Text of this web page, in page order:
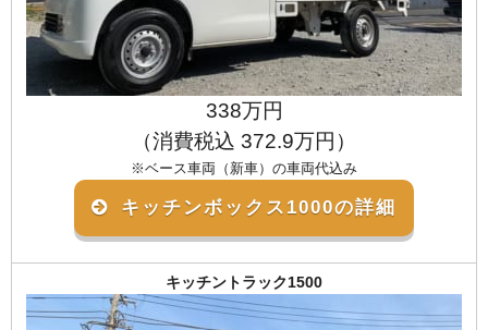
338万円
（消費税込 372.9万円）
※ベース車両（新車）の車両代込み
キッチンボックス1000の詳細
キッチントラック1500